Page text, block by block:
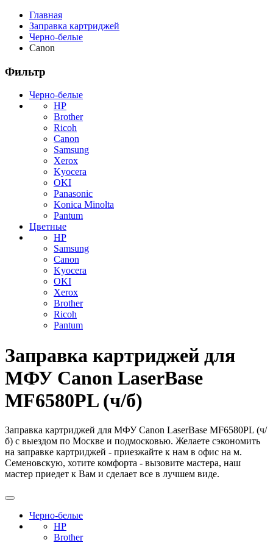
Главная
Заправка картриджей
Черно-белые
Canon
Фильтр
Черно-белые
HP
Brother
Ricoh
Canon
Samsung
Xerox
Kyocera
OKI
Panasonic
Konica Minolta
Pantum
Цветные
HP
Samsung
Canon
Kyocera
OKI
Xerox
Brother
Ricoh
Pantum
Заправка картриджей для
МФУ Canon LaserBase
MF6580PL (ч/б)
Заправка картриджей для МФУ Canon LaserBase MF6580PL (ч/
б) с выездом по Москве и подмосковью. Желаете сэкономить
на заправке картриджей - приезжайте к нам в офис на м.
Семеновскую, хотите комфорта - вызовите мастера, наш
мастер приедет к Вам и сделает все в лучшем виде.
Черно-белые
HP
Brother